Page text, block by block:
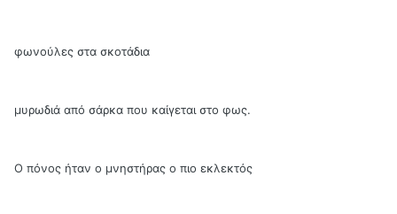
φωνούλες στα σκοτάδια
μυρωδιά από σάρκα που καίγεται στο φως.
Ο πόνος ήταν ο μνηστήρας ο πιο εκλεκτός